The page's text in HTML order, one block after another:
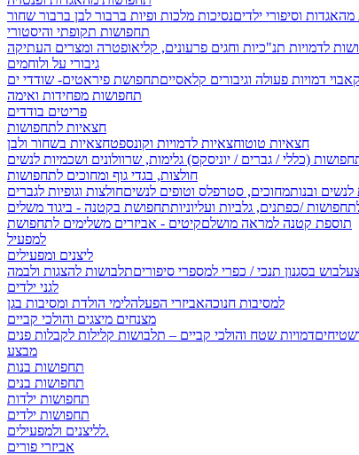
וסיפורי ילדיםנסיכות מלכות ופיות ברבור לבן ברבור שחור
תחפושות תקופתי והיסטורי
לדמויות תנ"כיות וחגים פרעונים, קליאופטרה ומצרים העתיקה
גיבורי על ולוחמים
דמויות פעולה וגיבורים קלאסייםתחפושת פיראטים- שודדי ים
תחפושות מפחידות ואימה
פריטים בודדים
חצאיות לתחפושות
חצאיות טוטוחצאיות לדמויות וקונספטחצאיות בשחור ולבן
(כללי / גברים / יוניסקס) גלימות, שרוולונים ושכמיות לנשים
חולצות, בגדי גוף ומחוכים לתחפושות
לנשים ובנותמחוכים, סטרפלס וטופים לנשיםחולצות וגופיות לגברים
/כפתנים, גלביות ועליוניותתחפושת בקטנה - ביגוד משלים
תוספת קטנה למראה מושלםקיטים - אביזרים משלימים לתחפושת
למפעיל
ליצנים ומפעילים
לבוש בסגנון תנכי / כפרי למספרי סיפוריםתלבושות להצגות ולבמה
לגני ילדים
למסיבות חנוכהאביזרי הפעלהלימי הולדת ומסיבות בגן
מצנחים מיצגים והולכי קביים
מבצע
תחפושות בנות
תחפושות בנים
תחפושות ילדות
תחפושות ילדים
לליצנים ולמפעילים.
אביזרי פורים